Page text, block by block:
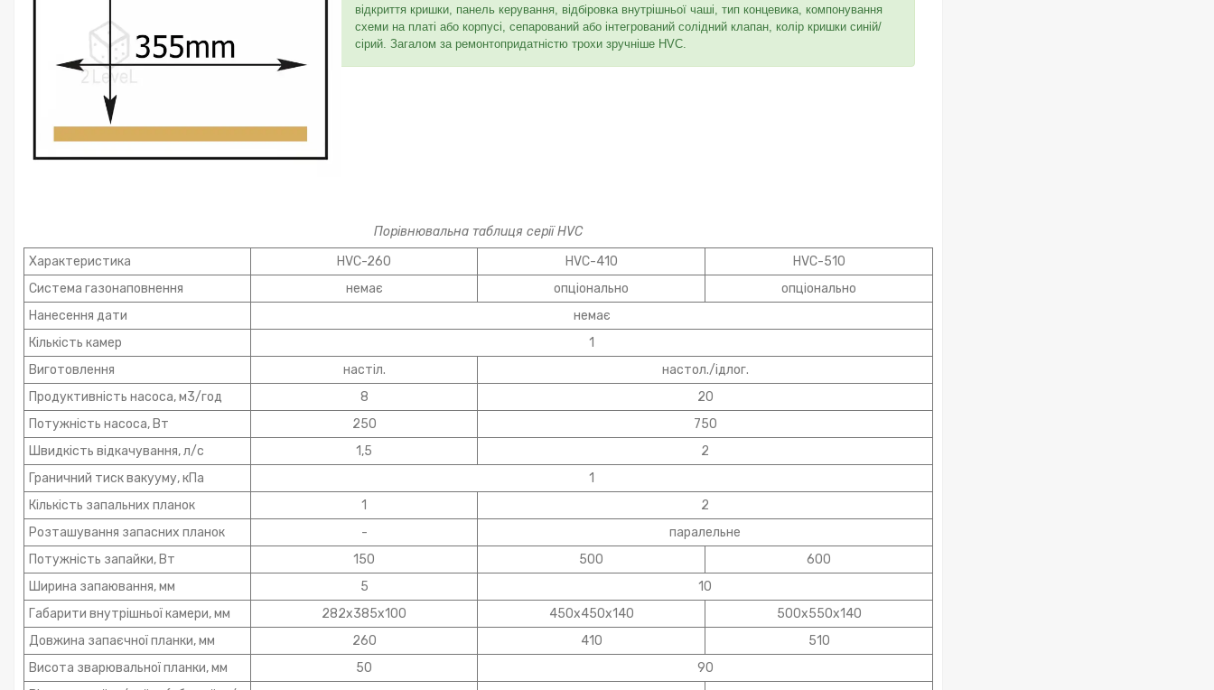
відкриття кришки, панель керування, відбіровка внутрішньої чаші, тип концевика, компонування
схеми на платі або корпусі, сепарований або інтегрований солідний клапан, колір кришки синій/
сірий. Загалом за ремонтопридатністю трохи зручніше HVC.
Порівнювальна таблиця серії HVC
Характеристика
HVC-260 HVC-410
HVC-510
Система газонаповнення
немає опціонально
опціонально
Нанесення дати
немає
Кількість камер
1
Виготовлення
настіл.
настол./ідлог.
Продуктивність насоса, м3/год
8
20
Потужність насоса, Вт
250
750
Швидкість відкачування, л/с
1,5
2
Граничний тиск вакууму, кПа
1
Кількість запальних планок
1
2
Розташування запасних планок
-
паралельне
Потужність запайки, Вт
150 500
600
Ширина запаювання, мм
5
10
Габарити внутрішньої камери, мм
282х385х100 450х450х140
500х550х140
Довжина запаєчної планки, мм
260 410
510
Висота зварювальної планки, мм
50
90